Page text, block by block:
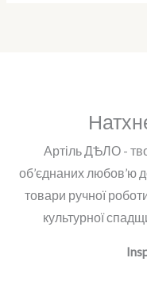
Артіль ДѢЛО -
об’єднаних любов’ю
товари ручної
культурної